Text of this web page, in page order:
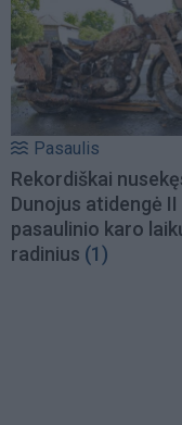
Pasaulis
Rekordiškai
Dunojus atidengė II
pasaulinio karo
radinius (1)